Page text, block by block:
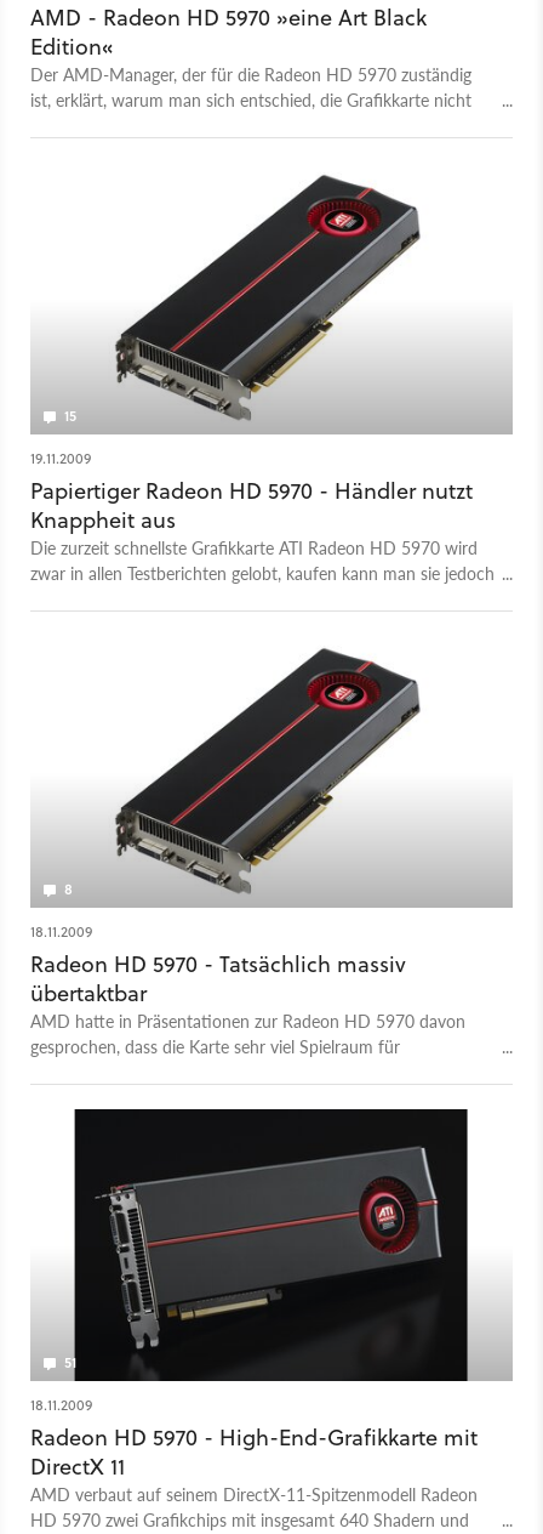
AMD - Radeon HD 5970 »eine Art Black
Edition«
Der AMD-Manager, der für die Radeon HD 5970 zuständig
ist, erklärt, warum man sich entschied, die Grafikkarte nicht
15
19.11.2009
Papiertiger Radeon HD 5970 - Händler nutzt
Knappheit aus
Die zurzeit schnellste Grafikkarte ATI Radeon HD 5970 wird
zwar in allen Testberichten gelobt, kaufen kann man sie jedoch
8
18.11.2009
Radeon HD 5970 - Tatsächlich massiv
übertaktbar
AMD hatte in Präsentationen zur Radeon HD 5970 davon
gesprochen, dass die Karte sehr viel Spielraum für
51
18.11.2009
Radeon HD 5970 - High-End-Grafikkarte mit
DirectX 11
AMD verbaut auf seinem DirectX-11-Spitzenmodell Radeon
HD 5970 zwei Grafikchips mit insgesamt 640 Shadern und